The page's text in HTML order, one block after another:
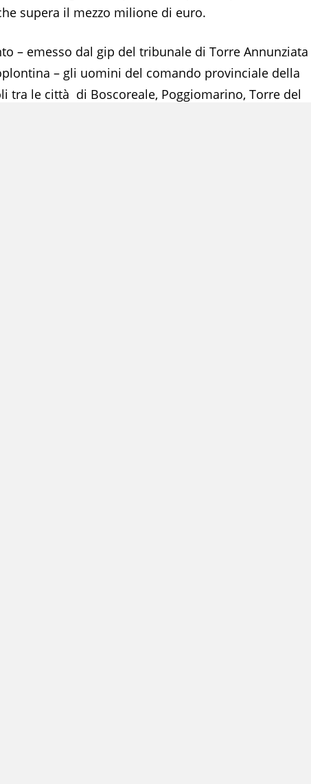
supera il mezzo milione di euro.
– emesso dal gip del tribunale di Torre Annunziata
– gli uomini del comando provinciale della
tra le città di Boscoreale, Poggiomarino, Torre del